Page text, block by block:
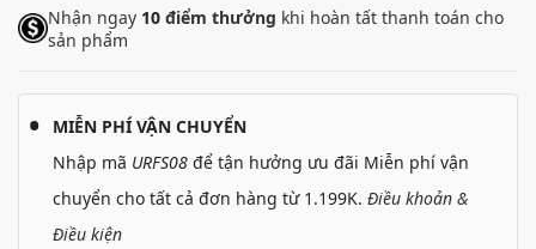
Nhận ngay 10 điểm thưởng khi hoàn tất thanh toán cho
sản phẩm
MIỄN PHÍ VẬN CHUYỂN
Nhập mã URFS08 để tận hưởng ưu đãi Miễn phí vận
chuyển cho tất cả đơn hàng từ 1.199K. Điều khoản &
Điều kiện